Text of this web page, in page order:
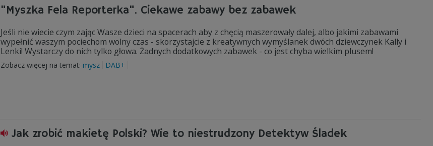
"Myszka Fela Reporterka". Ciekawe zabawy bez zabawek
Jeśli nie wiecie czym zając Wasze dzieci na spacerach aby z chęcią maszerowały dalej, albo jakimi zabawami
wypełnić waszym pociechom wolny czas - skorzystajcie z kreatywnych wymyślanek dwóch dziewczynek Kally i
Lenki! Wystarczy do nich tylko głowa. Żadnych dodatkowych zabawek - co jest chyba wielkim plusem!
Zobacz więcej na temat: mysz DAB+
Jak zrobić makietę Polski? Wie to niestrudzony Detektyw Śladek